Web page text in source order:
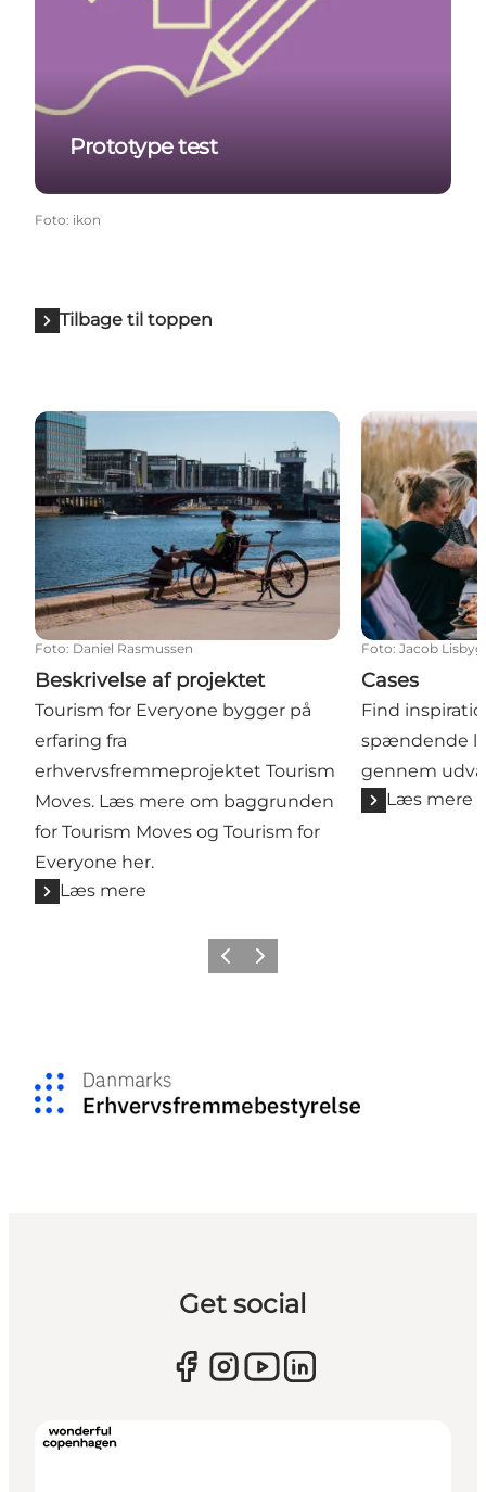
Prototype test
Foto: ikon
Tilbage til toppen
Beskrivelse af projektet
Foto: Daniel Rasmussen
Beskrivelse af projektet
Tourism for Everyone bygger på
erfaring fra
erhvervsfremmeprojektet Tourism
Moves. Læs mere om baggrunden
for Tourism Moves og Tourism for
Everyone her.
Læs mere
Cases
Foto: Jacob
Cases
Find
spændende
gennem
Læs mere
ForrigeNæste
Get social